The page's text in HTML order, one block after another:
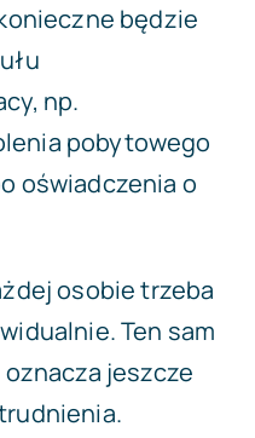
będzie
np.
pobytowego
oświadczenia o
osobie trzeba
Ten sam
jeszcze